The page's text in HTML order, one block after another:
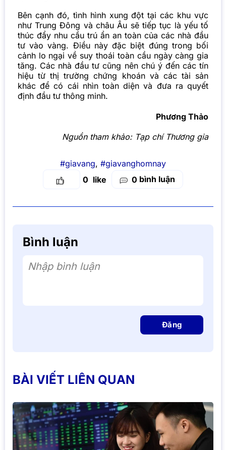
Bên cạnh đó, tình hình xung đột tại các khu vực
như Trung Đông và châu Âu sẽ tiếp tục là yếu tố
thúc đẩy nhu cầu trú ẩn an toàn của các nhà đầu
tư vào vàng. Điều này đặc biệt đúng trong bối
cảnh lo ngại về suy thoái toàn cầu ngày càng gia
tăng. Các nhà đầu tư cũng nên chú ý đến các tín
hiệu từ thị trường chứng khoán và các tài sản
khác để có cái nhìn toàn diện và đưa ra quyết
định đầu tư thông minh.
Phương Thảo
Nguồn tham khảo: Tạp chí Thương gia
#giavang, #giavanghomnay
0
0 bình luận
Bình luận
Nhập bình luận
Đăng
BÀI VIẾT LIÊN QUAN